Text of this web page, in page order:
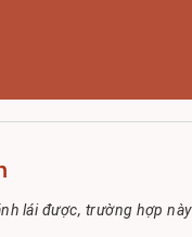
lái được, trường hợp